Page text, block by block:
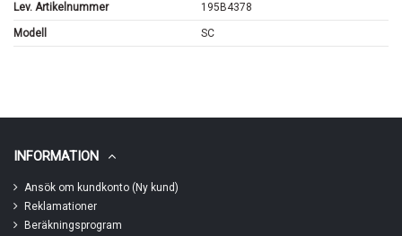
Lev. Artikelnummer 195B4378
Modell SC
INFORMATION
Ansök om kundkonto (Ny kund)
Reklamationer
Beräkningsprogram